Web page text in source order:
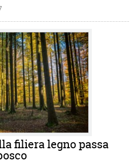
filiera legno passa